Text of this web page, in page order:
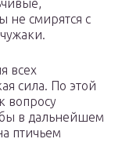
не смирятся с
всех
сила. По этой
вопросу
в дальнейшем
птичьем